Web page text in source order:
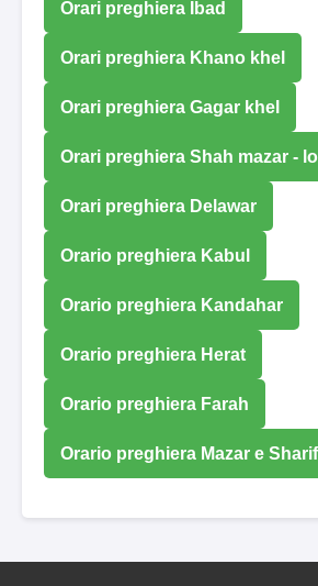
Orari preghiera Ibad
Orari preghiera Khano khel
Orari preghiera Gagar khel
Orari preghiera Shah mazar -
Orari preghiera Delawar
Orario preghiera Kabul
Orario preghiera Kandahar
Orario preghiera Herat
Orario preghiera Farah
Orario preghiera Mazar e Sharif